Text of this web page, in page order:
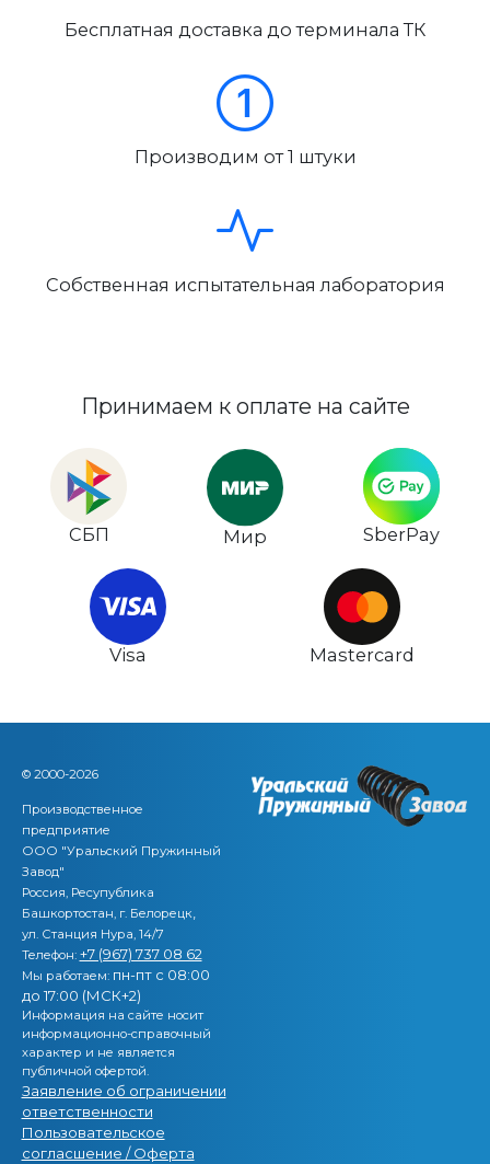
Бесплатная доставка до терминала ТК
Производим от 1 штуки
Собственная испытательная лаборатория
Принимаем к оплате на сайте
СБП Мир SberPay
Visa Mastercard
© 2000-2026
Производственное
предприятие
ООО "Уральский Пружинный
Завод"
Россия, Ресупублика
Башкортостан, г. Белорецк,
ул. Станция Нура, 14/7
Телефон: +7 (967) 737 08 62
Мы работаем: пн-пт с 08:00
до 17:00 (МСК+2)
Информация на сайте носит
информационно-справочный
характер и не является
публичной офертой.
Заявление об ограничении
ответственности
Пользовательское
согласшение / Оферта